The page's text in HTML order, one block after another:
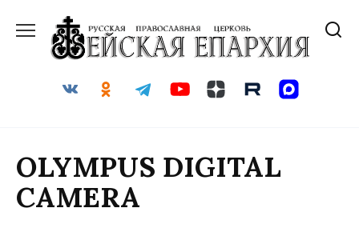
содержанию
OLYMPUS DIGITAL
CAMERA